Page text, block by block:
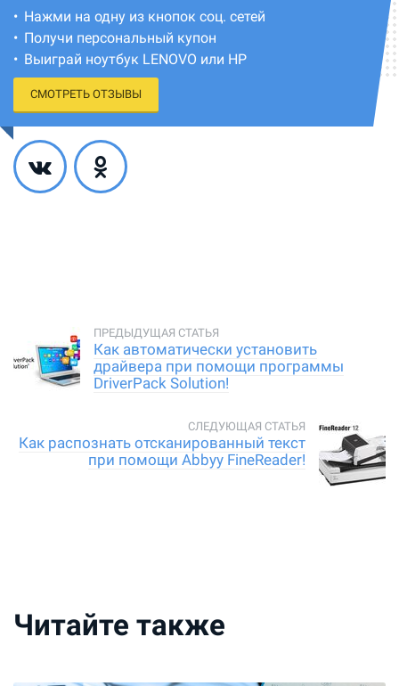
Нажми на одну из кнопок соц. сетей
Получи персональный купон
Выиграй ноутбук LENOVO или HP
СМОТРЕТЬ ОТЗЫВЫ
Как автоматически установить
драйвера при помощи программы
DriverPack Solution!
Как распознать отсканированный текст
при помощи Abbyy FineReader!
Читайте также